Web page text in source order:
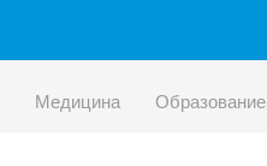
Медицина Образование